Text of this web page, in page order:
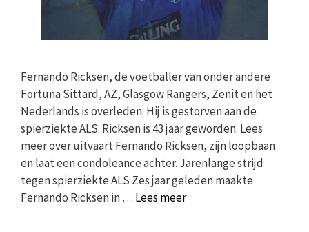
Fernando Ricksen, de voetballer van onder andere
Fortuna Sittard, AZ, Glasgow Rangers, Zenit en het
Nederlands is overleden. Hij is gestorven aan de
spierziekte ALS. Ricksen is 43 jaar geworden. Lees
meer over uitvaart Fernando Ricksen, zijn loopbaan
en laat een condoleance achter. Jarenlange strijd
tegen spierziekte ALS Zes jaar geleden maakte
Fernando Ricksen in … Lees meer